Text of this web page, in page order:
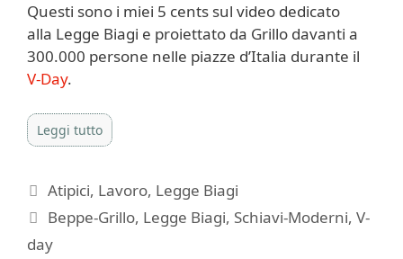
Questi sono i miei 5 cents sul video dedicato
alla Legge Biagi e proiettato da Grillo davanti a
300.000 persone nelle piazze d’Italia durante il
V-Day.
Leggi tutto
Categorie
Atipici, Lavoro, Legge Biagi
Tag
Beppe-Grillo, Legge Biagi, Schiavi-Moderni,V-
day